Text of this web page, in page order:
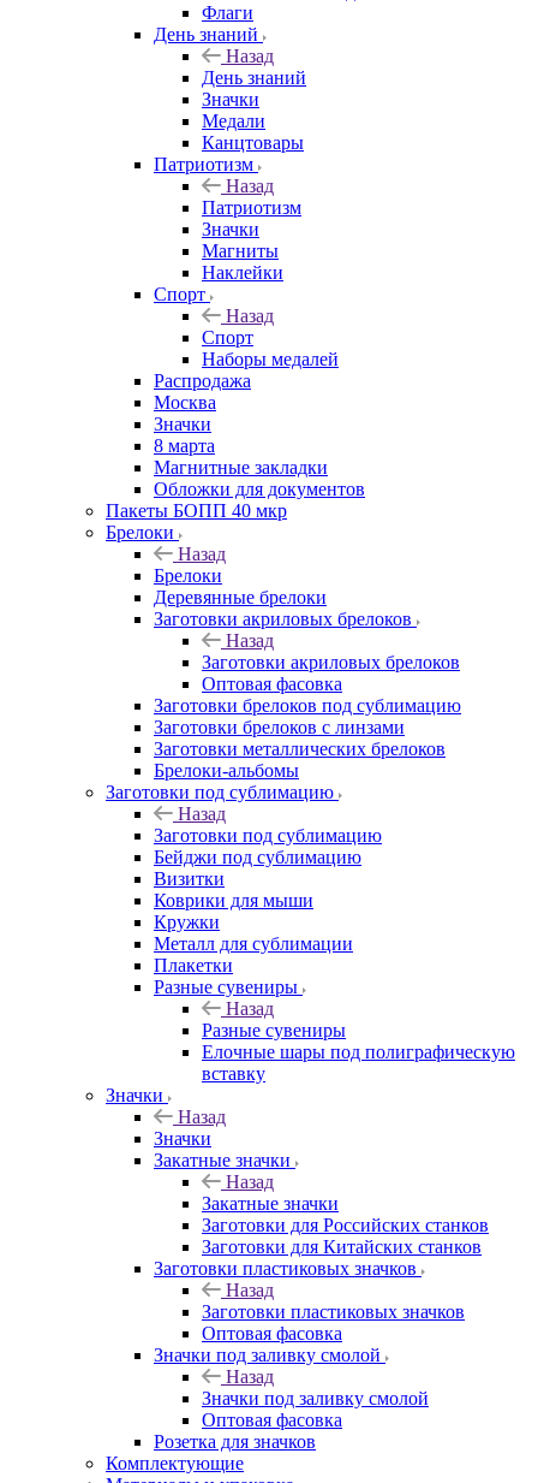
Флаги
День знаний
Назад
День знаний
Значки
Медали
Канцтовары
Патриотизм
Назад
Патриотизм
Значки
Магниты
Наклейки
Спорт
Назад
Спорт
Наборы медалей
Распродажа
Москва
Значки
8 марта
Магнитные закладки
Обложки для документов
Пакеты БОПП 40 мкр
Брелоки
Назад
Брелоки
Деревянные брелоки
Заготовки акриловых брелоков
Назад
Заготовки акриловых брелоков
Оптовая фасовка
Заготовки брелоков под сублимацию
Заготовки брелоков с линзами
Заготовки металлических брелоков
Брелоки-альбомы
Заготовки под сублимацию
Назад
Заготовки под сублимацию
Бейджи под сублимацию
Визитки
Коврики для мыши
Кружки
Металл для сублимации
Плакетки
Разные сувениры
Назад
Разные сувениры
Елочные шары под полиграфическую
вставку
Значки
Назад
Значки
Закатные значки
Назад
Закатные значки
Заготовки для Российских станков
Заготовки для Китайских станков
Заготовки пластиковых значков
Назад
Заготовки пластиковых значков
Оптовая фасовка
Значки под заливку смолой
Назад
Значки под заливку смолой
Оптовая фасовка
Розетка для значков
Комплектующие